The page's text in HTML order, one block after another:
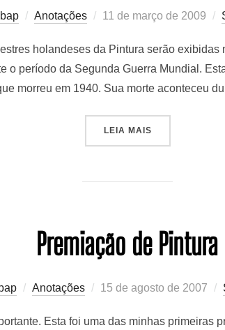
Anotações
Postado
11 de março de 2009
holandeses da Pintura serão
o período da Segunda Guerra Mundial.
morreu em 1940. Sua morte aconteceu
LEIA MAIS“MUSEU DOS
Premiação de Pintura
Anotações
Postado
15 de agosto de 2007
Esta foi uma das minhas primeiras